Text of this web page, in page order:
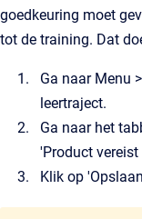
goedkeuring moet
tot de training. Dat
Ga naar Menu
leertraject.
Ga naar het
'Product vereist
Klik op